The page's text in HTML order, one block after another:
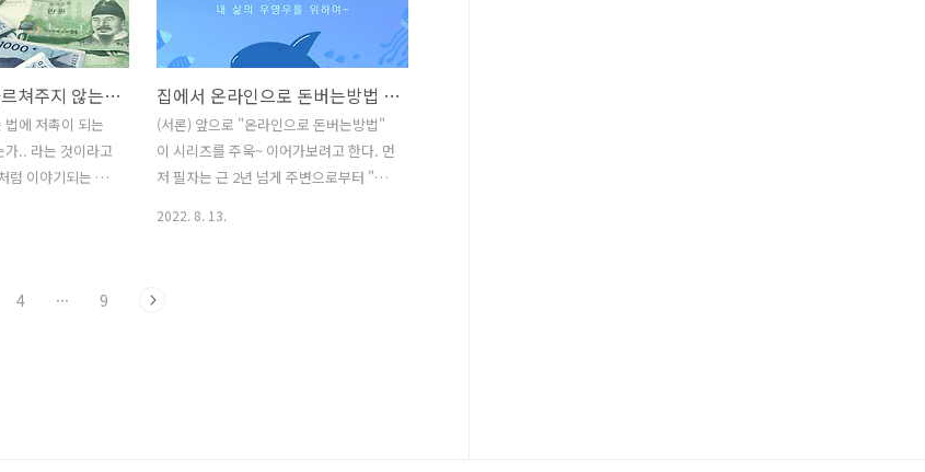
알려주는 지표였
모른채 하고 있었
매로만 이루어낸
아니 0.01%,
의 업적이었지만
하고 손을 놓고
되었다. 오프라
황은 누구에게나 예기치 않게 발생할 수
있습니다. 이 글을 통해 해당 상황에 대한
이해를 도와드리고, 실제로 이런 어려움
에 봉착했을 때 원활하게 대응할 수 있는
지침을 제공하고자 합니다. 본문에서는
이와 관련한 일련의 절차와 실질적인 조
언을 다루며, 이를 통해 여러분이 마주칠
는 데 도움이..
다른 곳에서는 가르쳐주지 않는 개인사업자의 세금 절세방법
에 저촉이 되는
가.. 라는 것이라고
럼 이야기되는 말
고 이런 법을 집행
집에서 온라인으로 돈버는방법 #1.. 돈 잘 버는 방법.. 2년만에 5억 모은 방법은?
(서론) 앞으로 "온라인으로 돈버는방법"
이 시리즈를 주욱~ 이어가보려고 한다. 먼
저 필자는 근 2년 넘게 주변으로부터 "너
2022. 8. 13.
4 ··· 9